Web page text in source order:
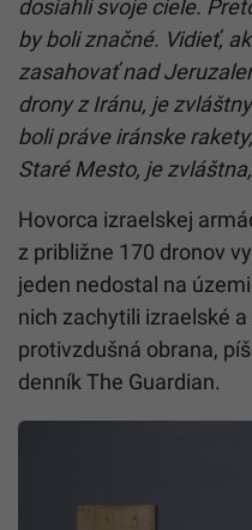
dosiahli svoje ciele.
by boli značné. Vidieť,
zasahovať nad
drony z Iránu, je
boli práve iránske
Staré Mesto, je
Hovorca izraelskej
z približne 170 dronov
jeden nedostal na
nich zachytili izraelské
protivzdušná obrana,
denník The Guardian.